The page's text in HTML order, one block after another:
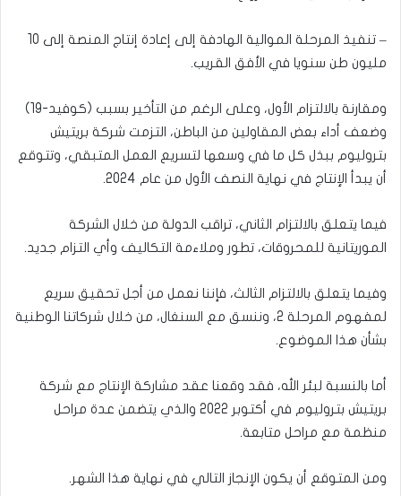
– تنفيذ المرحلة الموالية الهادفة إلى إعادة إنتاج المنصة إلى 10
مليون طن سنويا في الأفق القريب.
ومقارنة بالالتزام الأول، وعلى الرغم من التأخير بسبب (كوفيد-19)
وضعف أداء بعض المقاولين من الباطن، التزمت شركة بريتيش
بتروليوم ببذل كل ما في وسعها لتسريع العمل المتبقي، وتتوقع
أن يبدأ الإنتاج في نهاية النصف الأول من عام 2024.
فيما يتعلق بالالتزام الثاني، تراقب الدولة من خلال الشركة
الموريتانية للمحروقات، تطور وملاءمة التكاليف وأي التزام جديد.
وفيما يتعلق بالالتزام الثالث، فإننا نعمل من أجل تحقيق سريع
لمفهوم المرحلة 2، وننسق مع السنغال، من خلال شركاتنا الوطنية
بشأن هذا الموضوع.
أما بالنسبة لبئر الله، فقد وقعنا عقد مشاركة الإنتاج مع شركة
بريتيش بتروليوم في أكتوبر 2022 والذي يتضمن عدة مراحل
منظمة مع مراحل متابعة.
ومن المتوقع أن يكون الإنجاز التالي في نهاية هذا الشهر.